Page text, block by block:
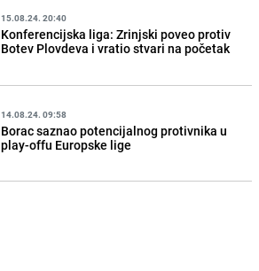
15.08.24. 20:40
Konferencijska liga: Zrinjski poveo protiv
Botev Plovdeva i vratio stvari na početak
14.08.24. 09:58
Borac saznao potencijalnog protivnika u
play-offu Europske lige